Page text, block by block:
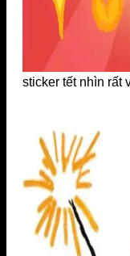
sticker tết nhìn rất